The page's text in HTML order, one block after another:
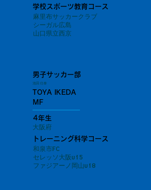
学校スポーツ教育コース
麻里布サッカークラブ
シーガル広島
山口県立西京
男子サッカー部
池田 任泰
TOYA IKEDA
MF
4年生
トレーニング科学コース
大阪府
和泉市FC
セレッソ大阪u15
ファジアーノ岡山u18